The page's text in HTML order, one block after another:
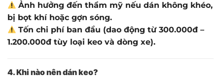
Ảnh hưởng đến thẩm mỹ nếu dán không khéo,
bị bọt khí hoặc gợn sóng.
Tốn chi phí ban đầu (dao động từ 300.000đ –
1.200.000đ tùy loại keo và dòng xe).
4. Khi nào nên dán keo?